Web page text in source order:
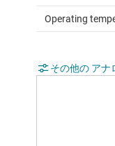
Operating
その他の アナ